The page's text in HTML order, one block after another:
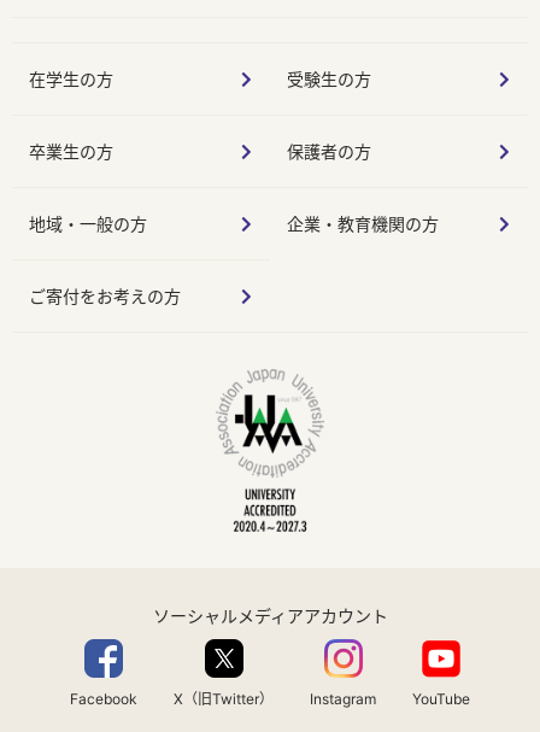
在学生の方 受験生の方
卒業生の方 保護者の方
地域・一般の方 企業・教育機関の方
ご寄付をお考えの方
ソーシャルメディアアカウント
Facebook X（旧Twitter） Instagram YouTube